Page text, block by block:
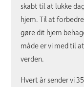
skabt til at lukke
hjem. Til at
gøre dit hjem
måde er vi med til
verden.
Hvert år sender vi